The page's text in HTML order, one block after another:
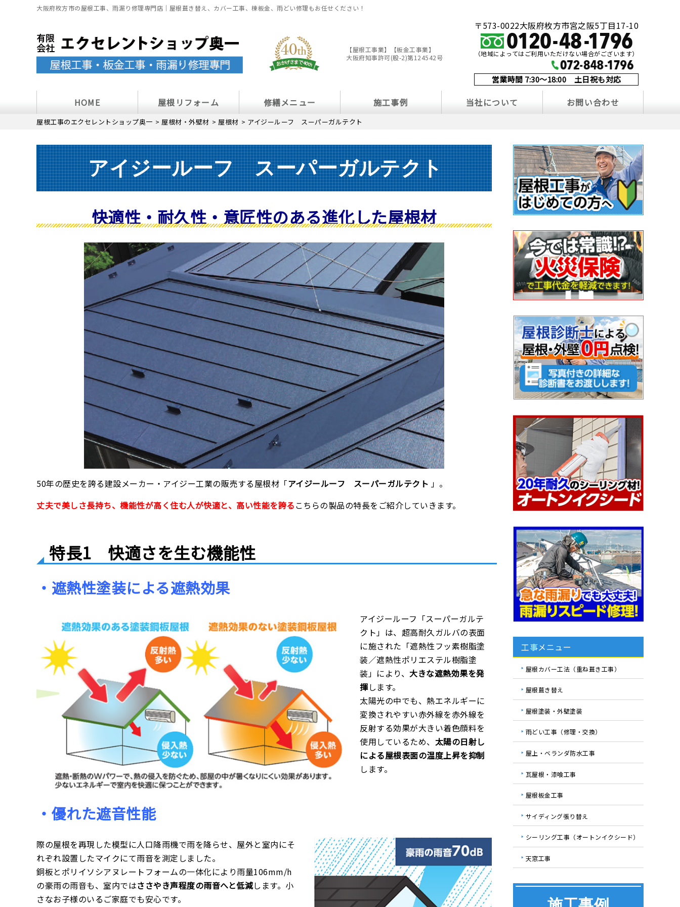
大阪府枚方市の屋根工事、雨漏り修理専門店｜屋根葺き替え、カバー工事、棟板金、雨どい修理もお任せください！
【屋根工事業】【板金工事業】
大阪府知事許可(般-2)第124542号
〒573-0022大阪府枚方市宮之阪5丁目17-10
（地域によってはご利用いただけない場合がございます）
営業時間 7:30～18:00 土日祝も対応
HOME 屋根リフォーム 修繕メニュー 施工事例 当社について お問い合わせ
屋根工事のエクセレントショップ奥一 > 屋根材・外壁材 > 屋根材 > アイジールーフ スーパーガルテクト
アイジールーフ スーパーガルテクト
快適性・ 耐久性・意匠性のある進化した屋根材
50年の歴史を誇る建設メーカー・アイジー工業の販売する屋根材「アイジールーフ スーパーガルテクト 」。
丈夫で美しさ長持ち、機能性が高く住む人が快適と、高い性能を誇るこちらの製品の特長をご紹介していきます。
特長1 快適さを生む機能性
・遮熱性塗装による遮熱効果
アイジールーフ「スーパーガルテ
クト」は、超高耐久ガルバの表面
に施された「遮熱性フッ素樹脂塗
装／遮熱性ポリエステル樹脂塗
装」により、 大きな遮熱効果を発
揮します。
太陽光の中でも、熱エネルギーに
変換されやすい赤外線を赤外線を
反射する効果が大きい着色顔料を
使用しているため、 太陽の日射し
による屋根表面の温度上昇を抑制
します。
・優れた遮音性能
際の屋根を再現した模型に人口降雨機で雨を降らせ、屋外と室内にそ
れぞれ設置したマイクにて雨音を測定しました。
銅板と ポリイソシアヌレートフォームの一体化により雨量106mm/h
の豪雨の雨音も、室内ではささやき声程度の雨音へと低減します。小
さなお子様のいるご家庭でも安心です。
工事メニュー
屋根カバー工法（重ね葺き工事）
屋根葺き替え
屋根塗装・外壁塗装
雨どい工事（修理・交換）
屋上・ベランダ防水工事
瓦屋根・漆喰工事
屋根板金工事
サイディング張り替え
シーリング工事（オートンイクシード）
天窓工事